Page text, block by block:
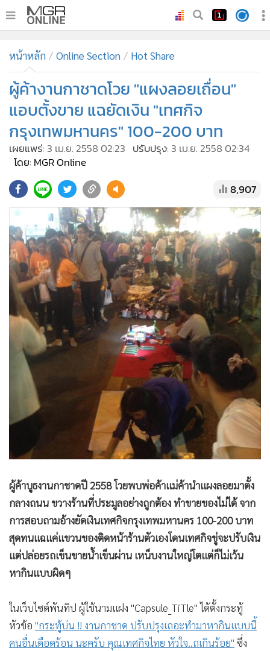
ทันเหตุการณ์
• ภาคใต้
ภูมิภาค
• บันเทิง
ผู้จัดการรายวัน
• ละคร
CbizReview
• Cyber BIZ
• ผู้จัดกวน
• Good health & Well-being
• Green Innovation & SD
Management & HR
• MGR Live
•
Infographic
การเมือง
ท่องเที่ยว
ต่างประเทศ
• เศรษฐกิจ-ธุรกิจ
•
ชุมชน-คุณภาพชีวิต
อาชญากรรม
Motoring
• เกม
• วิทยาศาสตร์
• หุ้น
• อินโดจีน
• กองทุนรวม
หน้าหลัก Online Section Hot Share
ผู้ค้างานกาชาดโวย "แผงลอยเถื่อน"
แอบตั้งขาย แฉยัดเงิน "เทศกิจ
กรุงเทพมหานคร" 100-200 บาท
เผยแพร่: 3 เม.ย. 2558 02:23 ปรับปรุง: 3 เม.ย. 2558 02:34
โดย: MGR Online
8,907
ผู้ค้าบูธงานกาชาดปี 2558 โวยพบพ่อค้าแม่ค้านำแผงลอยมาตั้ง
กลางถนน ขวางร้านที่ประมูลอย่างถูกต้อง ทำขายของไม่ได้ จาก
การสอบถามอ้างยัดเงินเทศกิจกรุงเทพมหานคร 100-200 บาท
สุดทนแฉแค่แขวนของติดหน้าร้านตัวเองโดนเทศกิจขู่จะปรับเงิน
แต่ปล่อยรถเข็นขายน้ำเข็นผ่าน เหน็บงานใหญ่โตแต่ก็ไม่เว้น
หากินแบบผิดๆ
ในเว็บไซต์พันทิป ผู้ใช้นามแฝง "Capsule_TiTle" ได้ตั้งกระทู้
หัวข้อ "กระทู้บ่น !! งานกาชาด ปรับปรุงเถอะทำมาหากินแบบนี้
คนอื่นเดือดร้อน นะครับ คุณเทศกิจไทย หัวใจ..ถเกินร้อย" ซึ่ง